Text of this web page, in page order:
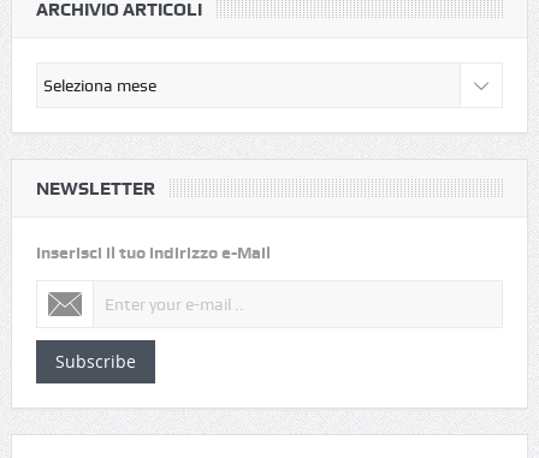
ARCHIVIO ARTICOLI
NEWSLETTER
Inserisci il tuo indirizzo e-Mail
Subscribe